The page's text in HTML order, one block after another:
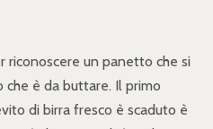
riconoscere un panetto che si
che è da buttare. Il primo
di birra fresco è scaduto è